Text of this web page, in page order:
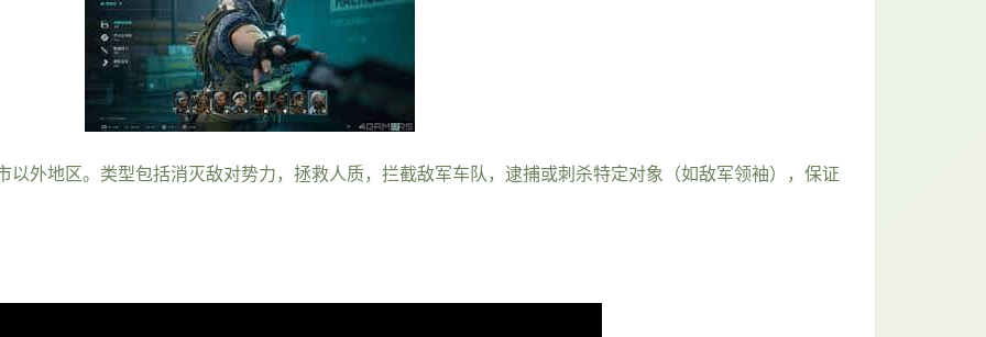
外地区。类型包括消灭敌对势力，拯救人质，拦截敌军车队，逮捕或刺杀特定对象（如敌军领袖），保证